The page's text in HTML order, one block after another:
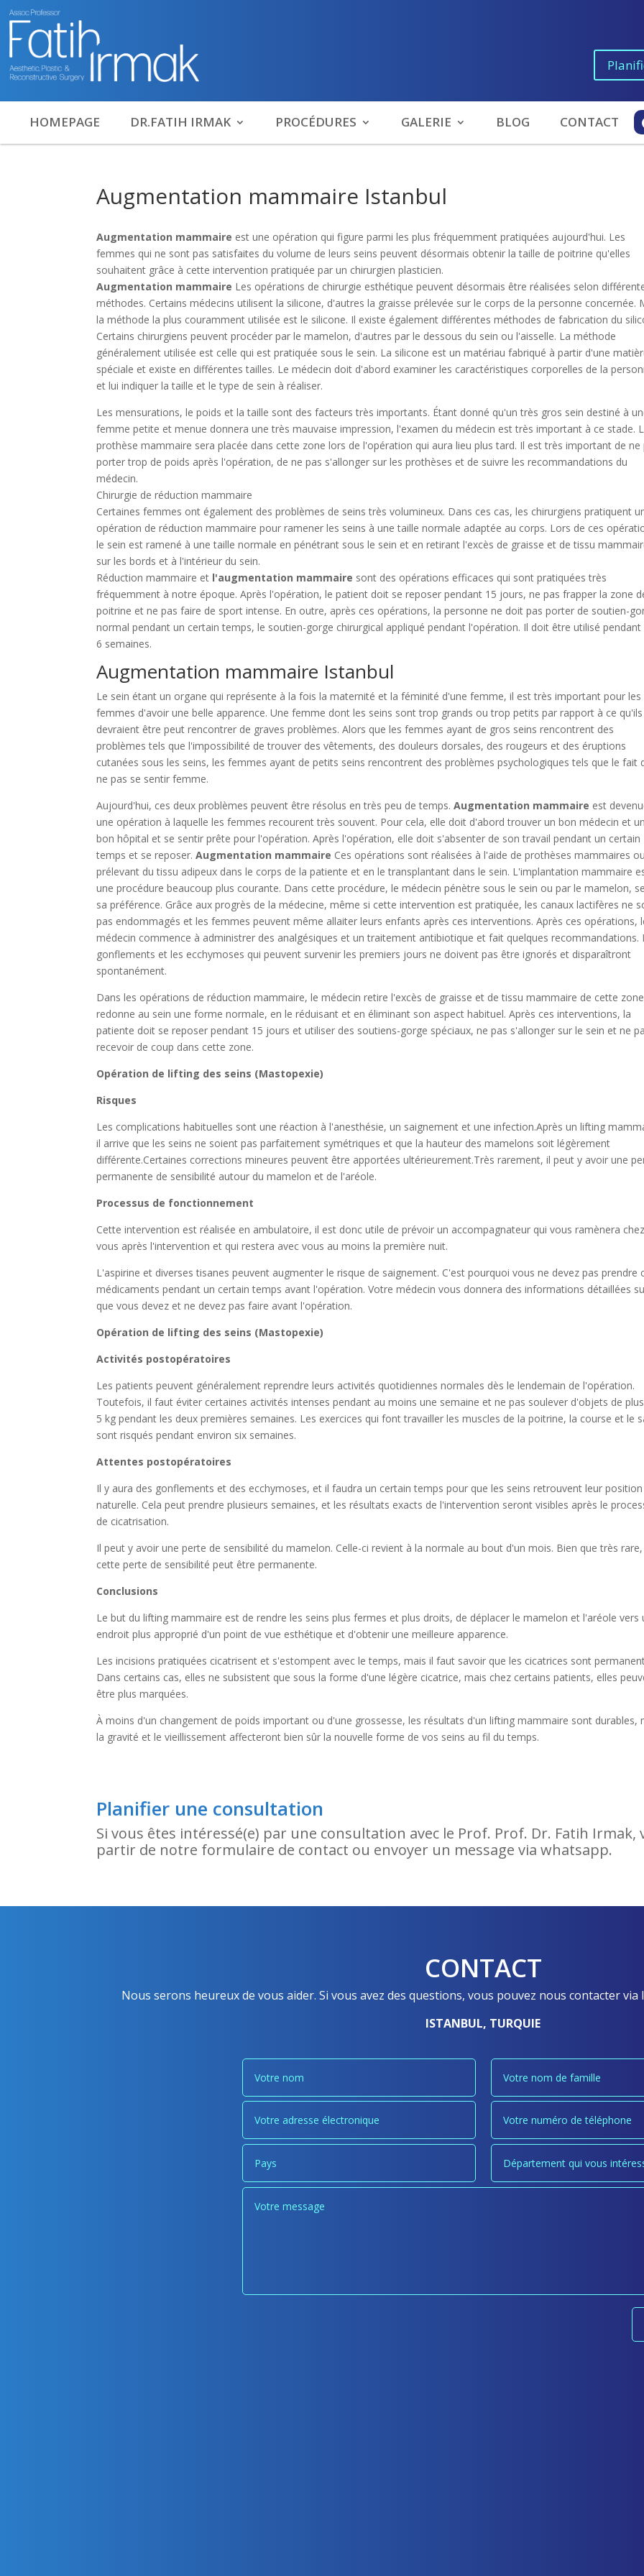
HOMEPAGE
DR.FATIH IRMAK PROCÉDURES GALERIE BLOG CONTACT
Augmentation mammaire Istanbul
Augmentation mammaire est une opération qui figure parmi les plus fréquemment pratiquées aujourd'hui. Les
femmes qui ne sont pas satisfaites du volume de leurs seins peuvent désormais obtenir la taille de poitrine qu'elles
souhaitent grâce à cette intervention pratiquée par un chirurgien plasticien.
Augmentation mammaire Les opérations de chirurgie esthétique peuvent désormais être réalisées selon
méthodes. Certains médecins utilisent la silicone, d'autres la graisse prélevée sur le corps de la personne concernée.
la méthode la plus couramment utilisée est le silicone. Il existe également différentes méthodes de fabrication du
Certains chirurgiens peuvent procéder par le mamelon, d'autres par le dessous du sein ou l'aisselle. La méthode
généralement utilisée est celle qui est pratiquée sous le sein. La silicone est un matériau fabriqué à partir d'une
spéciale et existe en différentes tailles. Le médecin doit d'abord examiner les caractéristiques corporelles de la
et lui indiquer la taille et le type de sein à réaliser.
Les mensurations, le poids et la taille sont des facteurs très importants. Étant donné qu'un très gros sein destiné à
femme petite et menue donnera une très mauvaise impression, l'examen du médecin est très important à ce stade.
prothèse mammaire sera placée dans cette zone lors de l'opération qui aura lieu plus tard. Il est très important de ne
porter trop de poids après l'opération, de ne pas s'allonger sur les prothèses et de suivre les recommandations du
médecin.
Chirurgie de réduction mammaire
Certaines femmes ont également des problèmes de seins très volumineux. Dans ces cas, les chirurgiens pratiquent
opération de réduction mammaire pour ramener les seins à une taille normale adaptée au corps. Lors de ces
le sein est ramené à une taille normale en pénétrant sous le sein et en retirant l'excès de graisse et de tissu
sur les bords et à l'intérieur du sein.
Réduction mammaire et l'augmentation mammaire sont des opérations efficaces qui sont pratiquées très
fréquemment à notre époque. Après l'opération, le patient doit se reposer pendant 15 jours, ne pas frapper la zone
poitrine et ne pas faire de sport intense. En outre, après ces opérations, la personne ne doit pas porter de soutien-
normal pendant un certain temps, le soutien-gorge chirurgical appliqué pendant l'opération. Il doit être utilisé pendant
6 semaines.
Augmentation mammaire Istanbul
Le sein étant un organe qui représente à la fois la maternité et la féminité d'une femme, il est très important pour les
femmes d'avoir une belle apparence. Une femme dont les seins sont trop grands ou trop petits par rapport à ce qu'ils
devraient être peut rencontrer de graves problèmes. Alors que les femmes ayant de gros seins rencontrent des
problèmes tels que l'impossibilité de trouver des vêtements, des douleurs dorsales, des rougeurs et des éruptions
cutanées sous les seins, les femmes ayant de petits seins rencontrent des problèmes psychologiques tels que le fait
ne pas se sentir femme.
Aujourd'hui, ces deux problèmes peuvent être résolus en très peu de temps.Augmentation mammaire est
une opération à laquelle les femmes recourent très souvent. Pour cela, elle doit d'abord trouver un bon médecin et un
bon hôpital et se sentir prête pour l'opération. Après l'opération, elle doit s'absenter de son travail pendant un certain
temps et se reposer.Augmentation mammaire Ces opérations sont réalisées à l'aide de prothèses mammaires
prélevant du tissu adipeux dans le corps de la patiente et en le transplantant dans le sein. L'implantation mammaire
une procédure beaucoup plus courante. Dans cette procédure, le médecin pénètre sous le sein ou par le mamelon,
sa préférence. Grâce aux progrès de la médecine, même si cette intervention est pratiquée, les canaux lactifères ne
pas endommagés et les femmes peuvent même allaiter leurs enfants après ces interventions. Après ces opérations,
médecin commence à administrer des analgésiques et un traitement antibiotique et fait quelques recommandations.
gonflements et les ecchymoses qui peuvent survenir les premiers jours ne doivent pas être ignorés et disparaîtront
spontanément.
Dans les opérations de réduction mammaire, le médecin retire l'excès de graisse et de tissu mammaire de cette
redonne au sein une forme normale, en le réduisant et en éliminant son aspect habituel. Après ces interventions, la
patiente doit se reposer pendant 15 jours et utiliser des soutiens-gorge spéciaux, ne pas s'allonger sur le sein et ne
recevoir de coup dans cette zone.
Opération de lifting des seins (Mastopexie)
Risques
Les complications habituelles sont une réaction à l'anesthésie, un saignement et une infection.Après un lifting
il arrive que les seins ne soient pas parfaitement symétriques et que la hauteur des mamelons soit légèrement
différente.Certaines corrections mineures peuvent être apportées ultérieurement.Très rarement, il peut y avoir une
permanente de sensibilité autour du mamelon et de l'aréole.
Processus de fonctionnement
Cette intervention est réalisée en ambulatoire, il est donc utile de prévoir un accompagnateur qui vous ramènera chez
vous après l'intervention et qui restera avec vous au moins la première nuit.
L'aspirine et diverses tisanes peuvent augmenter le risque de saignement. C'est pourquoi vous ne devez pas prendre
médicaments pendant un certain temps avant l'opération. Votre médecin vous donnera des informations détaillées
que vous devez et ne devez pas faire avant l'opération.
Opération de lifting des seins (Mastopexie)
Activités postopératoires
Les patients peuvent généralement reprendre leurs activités quotidiennes normales dès le lendemain de l'opération.
Toutefois, il faut éviter certaines activités intenses pendant au moins une semaine et ne pas soulever d'objets de
5 kg pendant les deux premières semaines. Les exercices qui font travailler les muscles de la poitrine, la course et le
sont risqués pendant environ six semaines.
Attentes postopératoires
Il y aura des gonflements et des ecchymoses, et il faudra un certain temps pour que les seins retrouvent leur position
naturelle. Cela peut prendre plusieurs semaines, et les résultats exacts de l'intervention seront visibles après le
de cicatrisation.
Il peut y avoir une perte de sensibilité du mamelon. Celle-ci revient à la normale au bout d'un mois. Bien que très rare,
cette perte de sensibilité peut être permanente.
Conclusions
Le but du lifting mammaire est de rendre les seins plus fermes et plus droits, de déplacer le mamelon et l'aréole vers
endroit plus approprié d'un point de vue esthétique et d'obtenir une meilleure apparence.
Les incisions pratiquées cicatrisent et s'estompent avec le temps, mais il faut savoir que les cicatrices sont
Dans certains cas, elles ne subsistent que sous la forme d'une légère cicatrice, mais chez certains patients, elles
être plus marquées.
À moins d'un changement de poids important ou d'une grossesse, les résultats d'un lifting mammaire sont durables,
la gravité et le vieillissement affecteront bien sûr la nouvelle forme de vos seins au fil du temps.
Planifier une consultation
Si vous êtes intéressé(e) par une consultation avec le Prof. Prof. Dr. Fatih Irmak,
partir de notre formulaire de contact ou envoyer un message via whatsapp.
CONTACT
Nous serons heureux de vous aider. Si vous avez des questions, vous pouvez nous contacter
ISTANBUL, TURQUIE